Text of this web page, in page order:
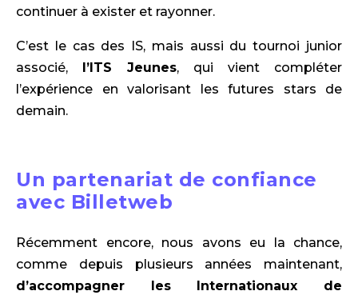
continuer à exister et rayonner.
C’est le cas des IS, mais aussi du tournoi junior
associé, l’ITS Jeunes, qui vient compléter
l’expérience en valorisant les futures stars de
demain.
Un partenariat de confiance
avec Billetweb
Récemment encore, nous avons eu la chance,
comme depuis plusieurs années maintenant,
d’accompagner les Internationaux de